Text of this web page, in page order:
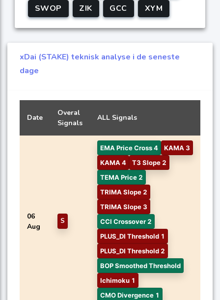
SWOP ZIK GCC XYM
xDai (STAKE) teknisk analyse i de seneste
dage
Date
Overal
Signals
ALL Signals
06
Aug
S
EMA Price Cross 4
KAMA 3
KAMA 4
T3 Slope 2
TEMA Price 2
TRIMA Slope 2
TRIMA Slope 3
CCI Crossover 2
PLUS_DI Threshold 1
PLUS_DI Threshold 2
BOP Smoothed Threshold
Ichimoku 1
CMO Divergence 1